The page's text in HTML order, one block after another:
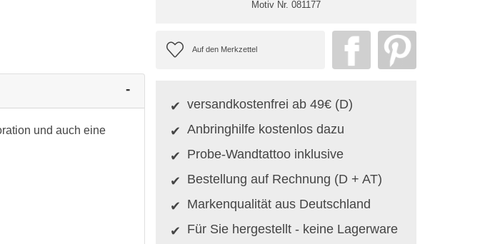
und auch eine
Motiv Nr. 081177
versandkostenfrei ab 49€ (D)
Anbringhilfe kostenlos dazu
Probe-Wandtattoo inklusive
Bestellung auf Rechnung (D + AT)
Markenqualität aus Deutschland
Für Sie hergestellt - keine Lagerware